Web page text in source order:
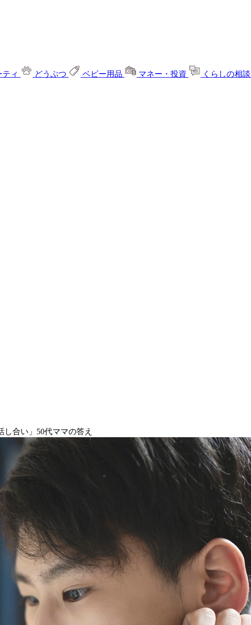
ティ どうぶつ ベビー用品 マネー・投資 くらしの相談
合い」50代ママの答え